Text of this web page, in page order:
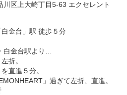
川区上大崎丁目5-63 エクセレント
金台」駅 徒歩５分
白金台駅より…
折。
直進５分。
」過ぎて左折、直進。